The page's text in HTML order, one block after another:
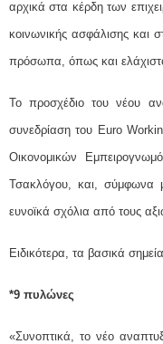
αρχικά στα κέρδη των
κοινωνικής ασφάλισης και
πρόσωπα, όπως και
Το προσχέδιο του νέου
συνεδρίαση του Euro
Οικονομικών
Τσακλόγου, και, σύμφωνα
ευνοϊκά σχόλια από τους
Ειδικότερα, τα βασικά
*9 πυλώνες
«Συνοπτικά, το νέο